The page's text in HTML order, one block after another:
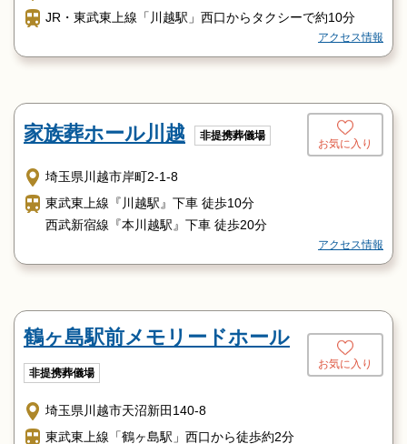
JR・東武東上線「川越駅」西口からタクシーで約10分
アクセス情報
家族葬ホール川越 非提携葬儀場
お気に入り
埼玉県川越市岸町2-1-8
東武東上線『川越駅』下車 徒歩10分
西武新宿線『本川越駅』下車 徒歩20分
アクセス情報
鶴ヶ島駅前メモリードホール
非提携葬儀場
お気に入り
埼玉県川越市天沼新田140-8
東武東上線「鶴ヶ島駅」西口から徒歩約2分